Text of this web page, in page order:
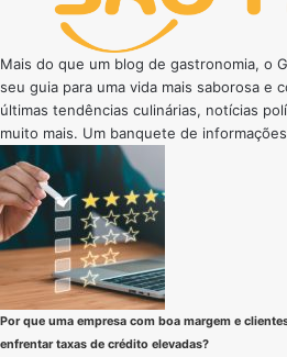
Mais do que um blog de gastronomia, o
seu guia para uma vida mais saborosa e
últimas tendências culinárias, notícias
muito mais. Um banquete de
Por que uma empresa com boa margem e
enfrentar taxas de crédito elevadas?